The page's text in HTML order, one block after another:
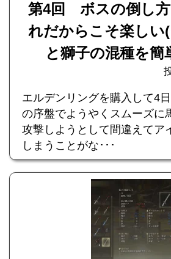
第4回 ボスの倒し
れだからこそ楽しい
と獅子の混種を簡
エルデンリングを購入して4
の序盤でようやくスムーズに
攻撃しようとして間違えてア
しまうことがな･･･